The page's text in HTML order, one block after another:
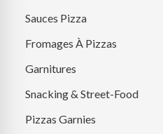
Sauces Pizza
Fromages À Pizzas
Garnitures
Snacking & Street-Food
Pizzas Garnies